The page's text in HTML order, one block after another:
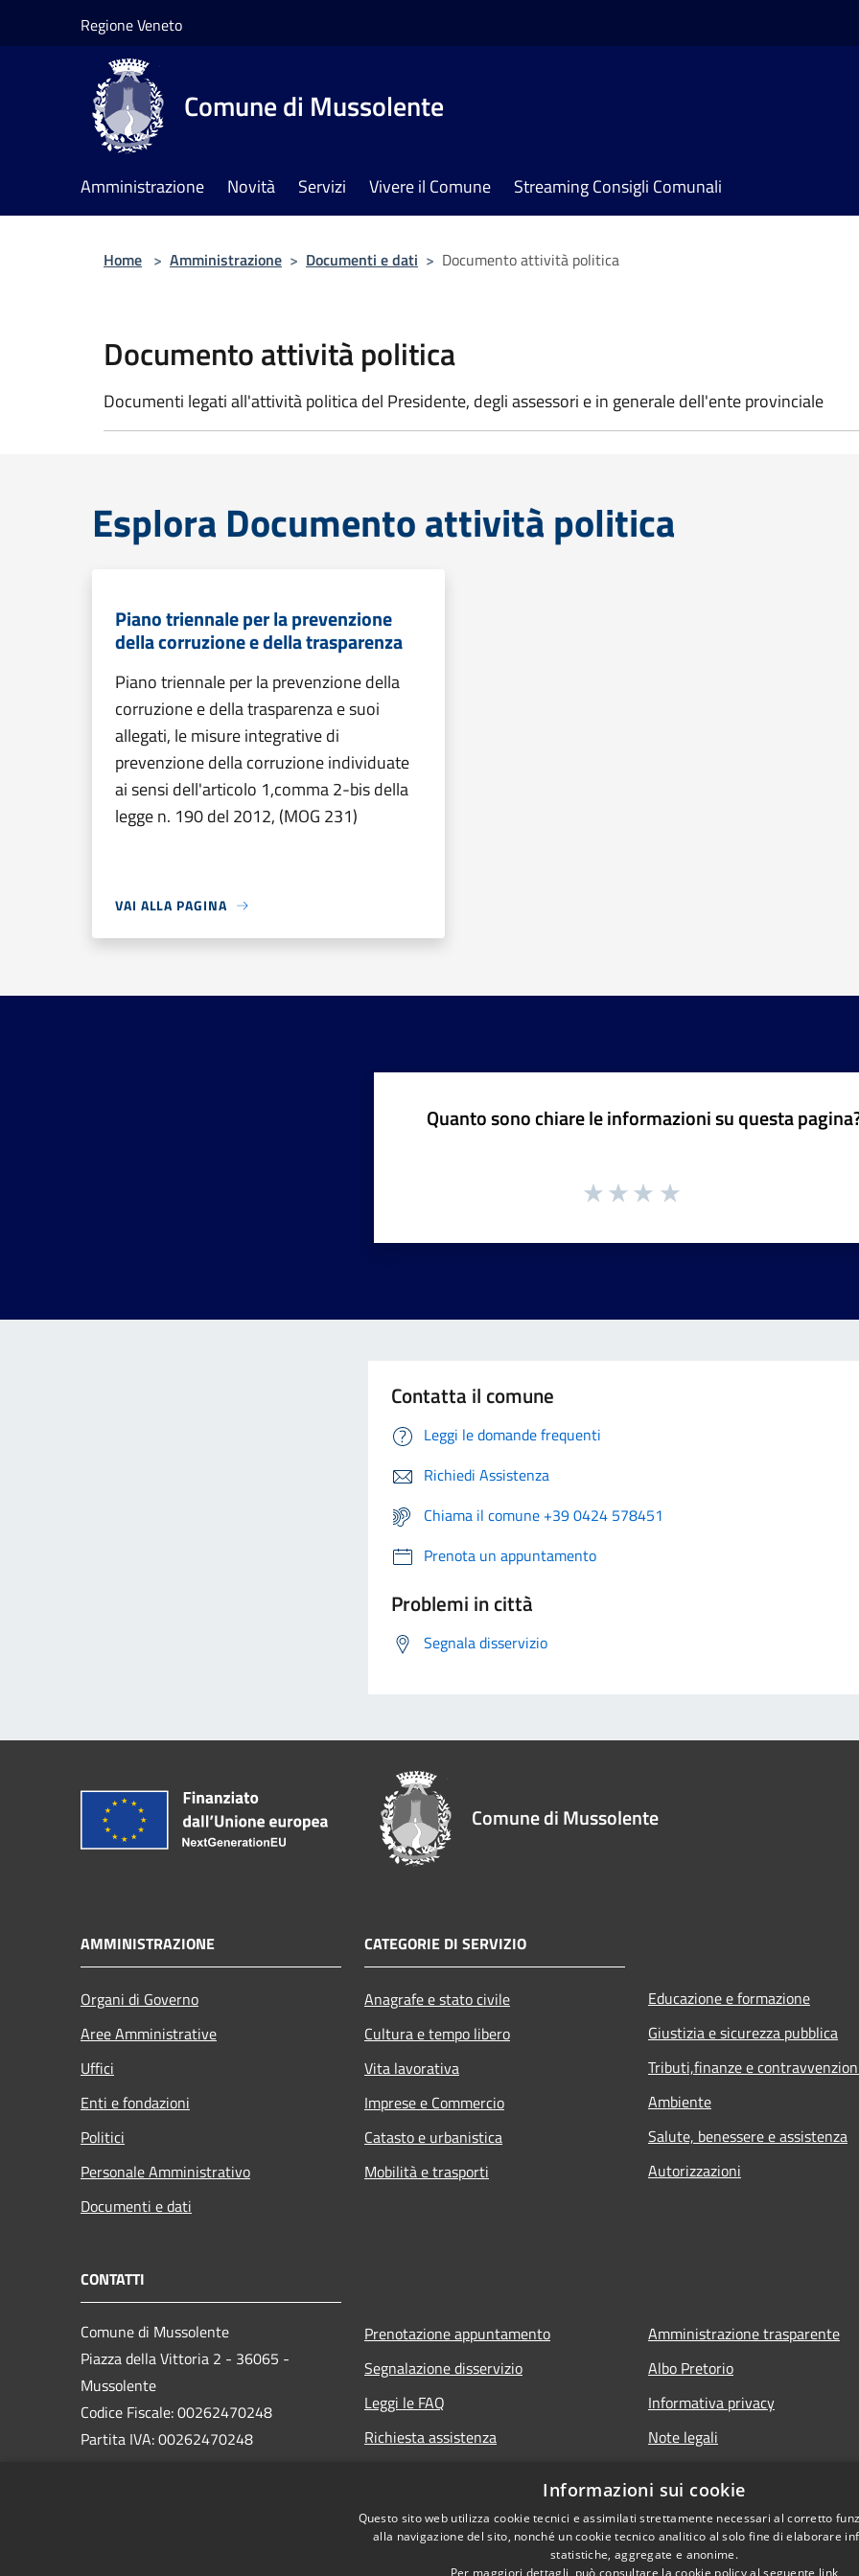
Regione Veneto
Comune di Mussolente
Amministrazione Novità Servizi Vivere il Comune Streaming Consigli Comunali
Home > Amministrazione > Documenti e dati > Documento attività politica
Documento attività politica
Documenti legati all'attività politica del Presidente, degli assessori e in generale dell'ente provinciale
Esplora Documento attività politica
Piano triennale per la prevenzione
della corruzione e della trasparenza
Piano triennale per la prevenzione della
corruzione e della trasparenza e suoi
allegati, le misure integrative di
prevenzione della corruzione individuate
ai sensi dell'articolo 1,comma 2-bis della
legge n. 190 del 2012, (MOG 231)
VAI ALLA PAGINA
Quanto sono chiare le informazioni su questa
Contatta il comune
Leggi le domande frequenti
Richiedi Assistenza
Chiama il comune +39 0424 578451
Prenota un appuntamento
Problemi in città
Segnala disservizio
Comune di Mussolente
AMMINISTRAZIONE
Organi di Governo
Aree Amministrative
Uffici
Enti e fondazioni
Politici
Personale Amministrativo
Documenti e dati
CATEGORIE DI SERVIZIO
Anagrafe e stato civile
Cultura e tempo libero
Vita lavorativa
Imprese e Commercio
Catasto e urbanistica
Mobilità e trasporti
Educazione e formazione
Giustizia e sicurezza pubblica
Tributi,finanze e
Ambiente
Salute, benessere e assistenza
Autorizzazioni
CONTATTI
Comune di Mussolente
Piazza della Vittoria 2 - 36065 -
Mussolente
Codice Fiscale: 00262470248
Partita IVA: 00262470248
Prenotazione appuntamento
Segnalazione disservizio
Leggi le FAQ
Richiesta assistenza
Amministrazione trasparente
Albo Pretorio
Informativa privacy
Note legali
Informazioni sui cookie
Questo sito web utilizza cookie tecnici e assimilati strettamente necessari al corretto
alla navigazione del sito, nonché un cookie tecnico analitico al solo fine di elaborare
statistiche, aggregate e anonime.
Per maggiori dettagli, può consultare la cookie policy al seguente link